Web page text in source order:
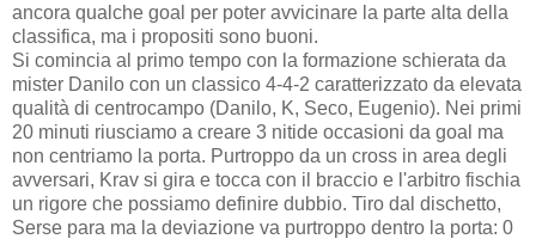
ancora qualche goal per poter avvicinare la parte alta della
classifica, ma i propositi sono buoni.
Si comincia al primo tempo con la formazione schierata da
mister Danilo con un classico 4-4-2 caratterizzato da elevata
qualità di centrocampo (Danilo, K, Seco, Eugenio). Nei primi
20 minuti riusciamo a creare 3 nitide occasioni da goal ma
non centriamo la porta. Purtroppo da un cross in area degli
avversari, Krav si gira e tocca con il braccio e l'arbitro fischia
un rigore che possiamo definire dubbio. Tiro dal dischetto,
Serse para ma la deviazione va purtroppo dentro la porta: 0